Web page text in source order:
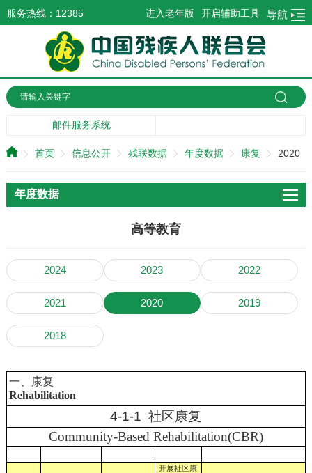
服务热线：12385 导航
开启辅助工具
进入老年版
邮件服务系统
首页 信息公开 残联数据 年度数据 康复 2020
年度数据
高等教育
2024 2023 2022
2021 2020 2019
2018
一、康复
Rehabilitation
4-1-1 社区康复
Community-Based Rehabilitation(CBR)
开展社区康